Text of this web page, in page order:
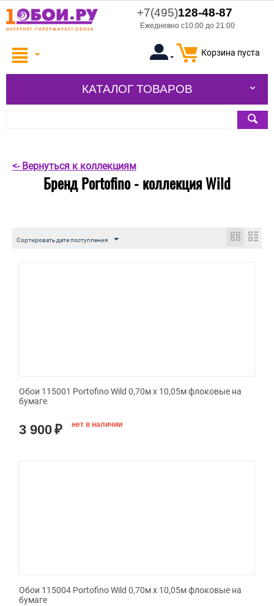
+7(495)128-48-87
Ежедневно с10:00 до 21:00
Корзина пуста
КАТАЛОГ ТОВАРОВ
<- Вернуться к коллекциям
Бренд Portofino - коллекция Wild
Сортировать дате поступления
Обои 115001 Portofino Wild 0,70м x 10,05м флоковые на
бумаге
3 900₽ нет в наличии
Обои 115004 Portofino Wild 0,70м x 10,05м флоковые на
бумаге